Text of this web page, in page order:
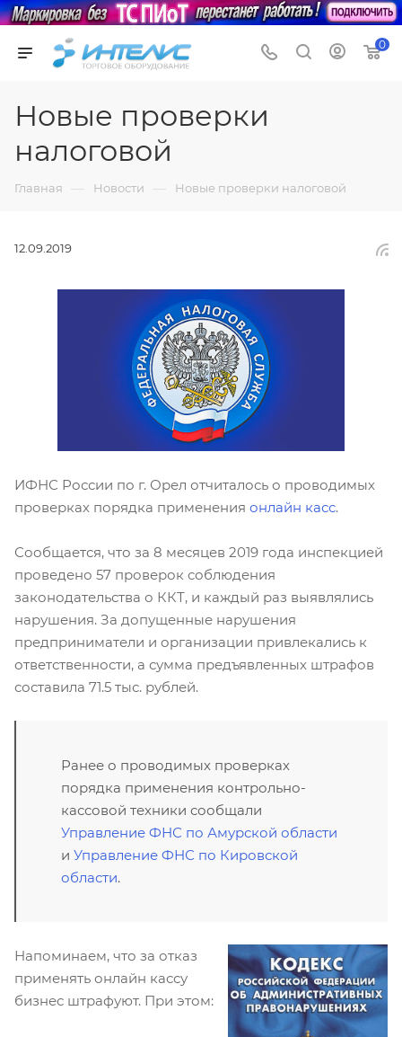
0
Новые проверки
налоговой
Главная — Новости — Новые проверки налоговой
12.09.2019
ИФНС России по г. Орел отчиталось о проводимых
проверках порядка применения онлайн касс.
Сообщается, что за 8 месяцев 2019 года инспекцией
проведено 57 проверок соблюдения
законодательства о ККТ, и каждый раз выявлялись
нарушения. За допущенные нарушения
предприниматели и организации привлекались к
ответственности, а сумма предъявленных штрафов
составила 71.5 тыс. рублей.
Ранее о проводимых проверках
порядка применения контрольно-
кассовой техники сообщали
Управление ФНС по Амурской области
и Управление ФНС по Кировской
области.
Напоминаем, что за отказ
применять онлайн кассу
бизнес штрафуют. При этом: